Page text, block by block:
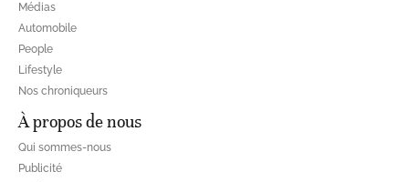
Médias
Automobile
People
Lifestyle
Nos chroniqueurs
À propos de nous
Qui sommes-nous
Publicité